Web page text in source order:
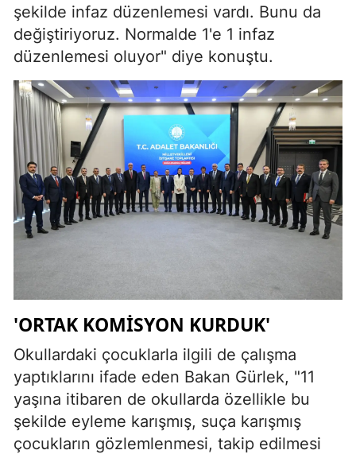
şekilde infaz düzenlemesi vardı. Bunu da
değiştiriyoruz. Normalde 1'e 1 infaz
düzenlemesi oluyor" diye konuştu.
'ORTAK KOMİSYON KURDUK'
Okullardaki çocuklarla ilgili de çalışma
yaptıklarını ifade eden Bakan Gürlek, "11
yaşına itibaren de okullarda özellikle bu
şekilde eyleme karışmış, suça karışmış
çocukların gözlemlenmesi, takip edilmesi